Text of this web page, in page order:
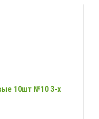
10шт №10 3-х